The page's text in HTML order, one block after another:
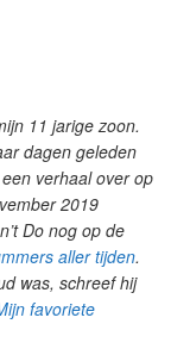
11 jarige zoon.
dagen geleden
verhaal over op
2019
Do nog op de
aller tijden.
was, schreef hij
favoriete